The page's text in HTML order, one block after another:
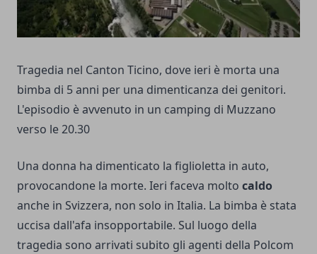
Tragedia nel Canton Ticino, dove ieri è morta una
bimba di 5 anni per una dimenticanza dei genitori.
L'episodio è avvenuto in un camping di Muzzano
verso le 20.30
Una donna ha dimenticato la figlioletta in auto,
provocandone la morte. Ieri faceva molto caldo
anche in Svizzera, non solo in Italia. La bimba è stata
uccisa dall'afa insopportabile. Sul luogo della
tragedia sono arrivati subito gli agenti della Polcom